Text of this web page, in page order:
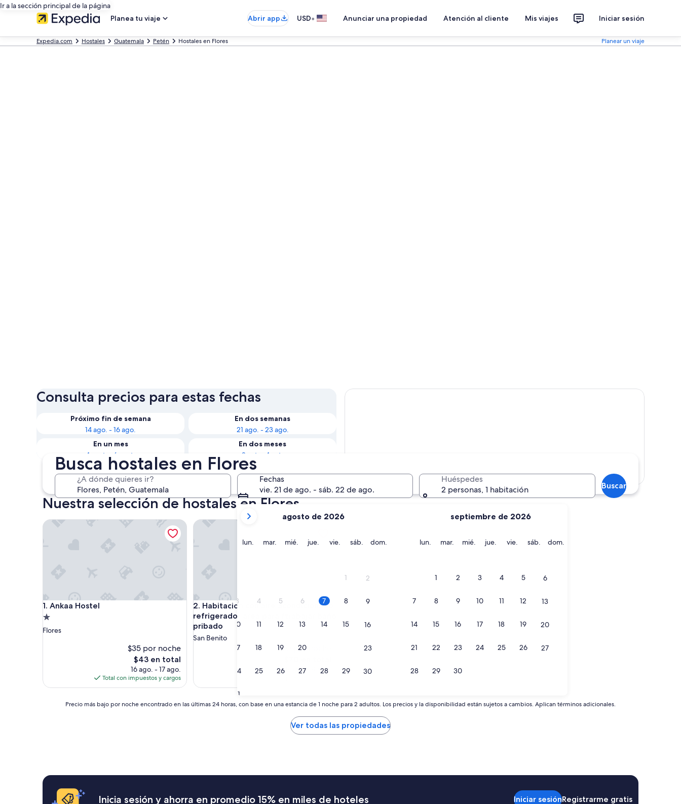
Ir a la sección principal de la página
Planea tu viaje
Abrir app USD• Anunciar una propiedad Atención al cliente Mis viajes Iniciar sesión
Expedia.com Hostales Guatemala Petén Hostales en Flores Planear un viaje
Busca hostales en Flores
¿A dónde quieres ir?
Fechas
vie. 21 de ago. - sáb. 22 de ago.
meses
son
agosto de 2026
lun. lunesmar. martes
mié. miércoles
jue. jueves
vie. viernes
sáb. sábado
dom.
1 2
3 4 5 6 7 8 9
10 11 12 13 14 15 16
17 18 19 20 23
24 25 26 27 28 29 30
31
septiembre de 2026
lun. lunesmar. martes
mié. miércoles
jue. jueves
vie. viernes
sáb. sábado
dom.
1 2 3 4 5 6
7 8 9 10 11 12 13
14 15 16 17 18 19 20
21 22 23 24 25 26 27
28 29 30
Huéspedes
2 personas, 1 habitación
Buscar
Consulta precios para estas fechas
Próximo fin de semana
14 ago. - 16 ago.
En dos semanas
21 ago. - 23 ago.
En un mes
4 sept. - 6 sept.
En dos meses
2 oct. - 4 oct.
Mostrar mapa
Nuestra selección de hostales en Flores
1. Ankaa Hostel
Ankaa Hostel
Propiedad
de
Flores
$35 por noche
El
precio
actual
es
$43
$43 en total
16 ago. - 17 ago.
Total con impuestos y cargos
Ankaa Hostel
2. Habitacion con aire acondicionado
refrigerador area para ftrabajar baño
pribado
Habitacion con aire acondicionado refrigerador area para ftrabajar baño pribado
San Benito
$70 por noche
precio
$70
8 ago. - 9 ago.
Habitacion con aire acondicionado refrigerador area para ftrabajar baño pribado
últimas
horas,
Precio más bajo por noche encontrado en las últimas 24 horas, con base en una estancia de 1 noche para 2 adultos. Los precios y la disponibilidad están sujetos a cambios. Aplican términos adicionales.
Ver todas las propiedades
Inicia sesión y ahorra en promedio 15% en miles de hoteles Iniciar sesiónRegistrarme gratis